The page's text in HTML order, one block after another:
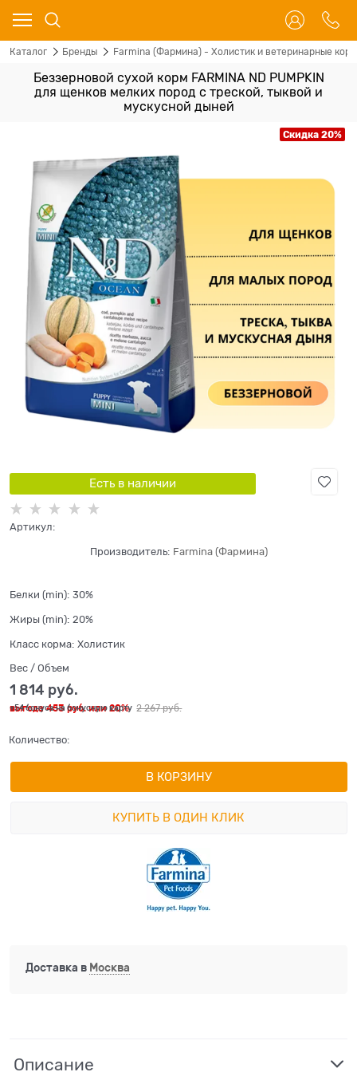
Каталог Бренды Farmina (Фармина) - Холистик и ветеринарные
Беззерновой cухой корм FARMINA ND PUMPKIN
для щенков мелких пород с треской, тыквой и
мускусной дыней
Скидка 20%
Есть в наличии
Артикул:
Производитель: Farmina (Фармина)
Белки (min): 30%
Жиры (min): 20%
Класс корма: Холистик
Вес / Объем
2 267 руб.
1 814 руб.
выгода453 руб.или20%
+54 бонуса на бонусную карту
Количество:
В КОРЗИНУ
КУПИТЬ В ОДИН КЛИК
Доставка в Москва
Описание